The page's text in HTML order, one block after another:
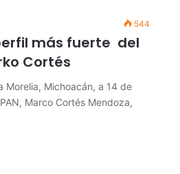
544
más fuerte del
Cortés
Morelia, Michoacán, a 14 de
Marco Cortés Mendoza,